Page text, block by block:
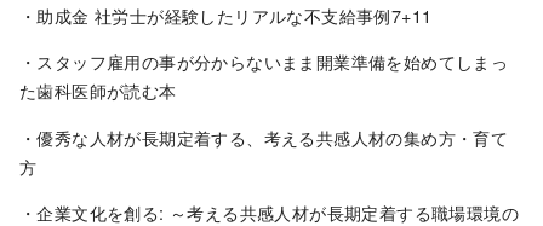
・助成金 社労士が経験したリアルな不支給事例7+11
・スタッフ雇用の事が分からないまま開業準備を始めてしまっ
た歯科医師が読む本
・優秀な人材が長期定着する、考える共感人材の集め方・育て
方
・企業文化を創る: ～考える共感人材が長期定着する職場環境の